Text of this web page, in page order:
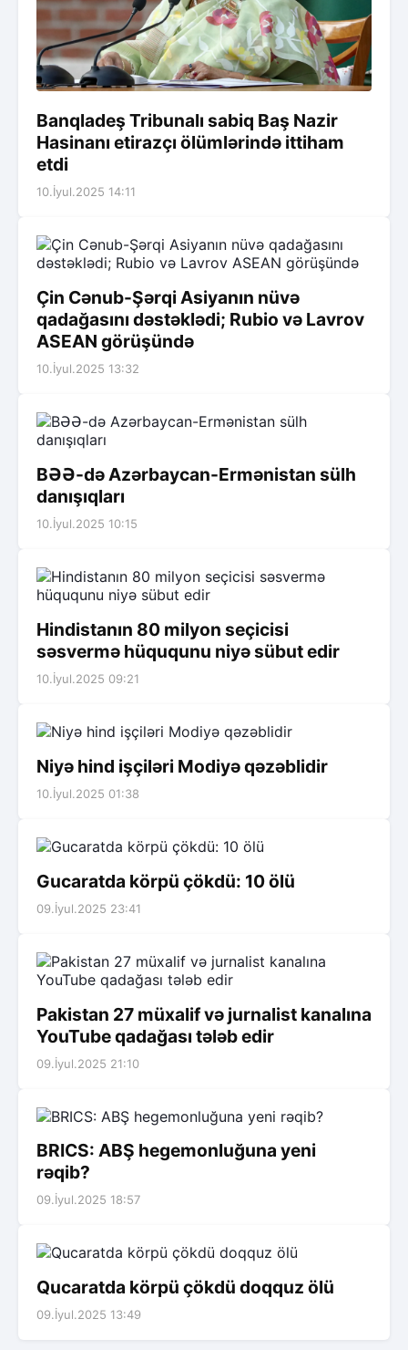
Banqladeş Tribunalı sabiq Baş Nazir
Hasinanı etirazçı ölümlərində ittiham
etdi
10.İyul.2025 14:11
Çin Cənub-Şərqi Asiyanın nüvə
qadağasını dəstəklədi; Rubio və Lavrov
ASEAN görüşündə
10.İyul.2025 13:32
BƏƏ-də Azərbaycan-Ermənistan sülh
danışıqları
10.İyul.2025 10:15
Hindistanın 80 milyon seçicisi
səsvermə hüququnu niyə sübut edir
10.İyul.2025 09:21
Niyə hind işçiləri Modiyə qəzəblidir
10.İyul.2025 01:38
Gucaratda körpü çökdü: 10 ölü
09.İyul.2025 23:41
Pakistan 27 müxalif və jurnalist kanalına
YouTube qadağası tələb edir
09.İyul.2025 21:10
BRICS: ABŞ hegemonluğuna yeni
rəqib?
09.İyul.2025 18:57
Qucaratda körpü çökdü doqquz ölü
09.İyul.2025 13:49